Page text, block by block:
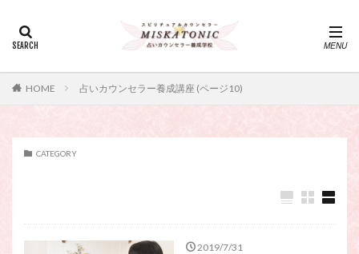
HOME 占いカウンセラー養成講座 (ページ10)
CATEGORY
2019/7/31
ー、占い師、占い師になりたい、占い講座
神さまとのおしゃべり
占い師 開運
電話占い
電話占い師
電話占い師養成講座